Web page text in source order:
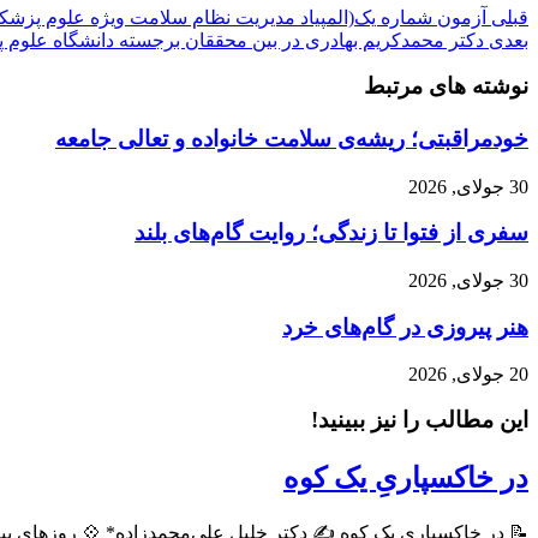
قبلی آزمون شماره یک(المپیاد مدیریت نظام سلامت ویژه علوم
بعدی دکتر محمدکریم بهادری در بين محققان برجسته دانشگاه علوم
نوشته های مرتبط
خودمراقبتی؛ ریشه‌ی سلامت خانواده و تعالی جامعه
30 جولای, 2026
سفری از فتوا تا زندگی؛ روایت گام‌های بلند
30 جولای, 2026
هنر پیروزی در گام‌های خرد
20 جولای, 2026
این مطالب را نیز ببینید!
در خاکسپاریِ یک کوه
📝 در خاکسپاریِ یک کوه ✍️ دکتر خلیل علی‌محمدزاده* 💠 روزهای